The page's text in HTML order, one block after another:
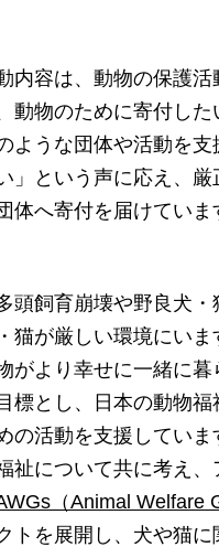
内容は、動物の保護活
動物のために寄付した
ような団体や活動を
」という声に応え、厳
体へ寄付を届けていま
頭飼育崩壊や野良犬・
猫が厳しい環境にい
がより幸せに一緒に暮
標とし、日本の動物
の活動を支援していま
祉について共に考え
（Animal Welfare
トを展開し、犬や猫に